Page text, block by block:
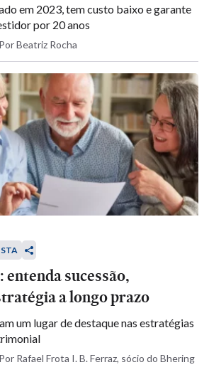
em 2023, tem custo baixo e garante
por 20 anos
Por Beatriz Rocha
sucessão,
a longo prazo
um lugar de destaque nas estratégias
Por Rafael Frota I. B. Ferraz, sócio do Bhering